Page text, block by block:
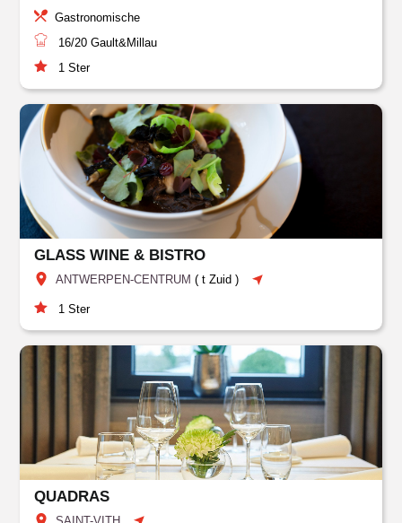
Gastronomische
16/20 Gault&Millau
1 Ster
GLASS WINE & BISTRO
ANTWERPEN-CENTRUM (t Zuid )
1 Ster
QUADRAS